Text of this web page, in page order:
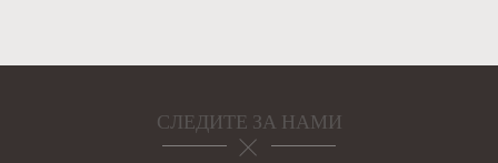
СЛЕДИТЕ ЗА НАМИ